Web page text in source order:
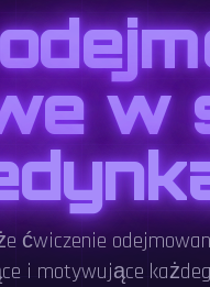
w
ćwiczenie
i motywujące